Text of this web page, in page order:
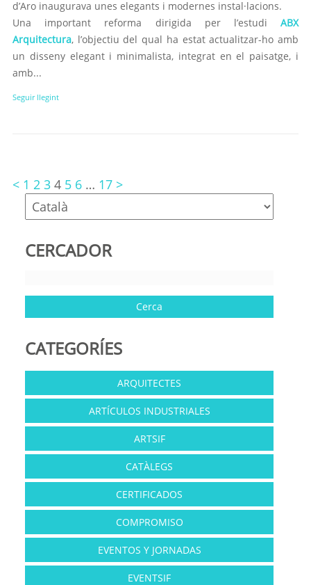
d’Aro inaugurava unes elegants i modernes instal·lacions.
Una important reforma dirigida per l’estudi ABX
Arquitectura, l’objectiu del qual ha estat actualitzar-ho amb
un disseny elegant i minimalista, integrat en el paisatge, i
amb...
Seguir llegint
< 1 2 3 4 5 6 … 17 >
CERCADOR
CATEGORÍES
ARQUITECTES
ARTÍCULOS INDUSTRIALES
ARTSIF
CATÀLEGS
CERTIFICADOS
COMPROMISO
EVENTOS Y JORNADAS
EVENTSIF